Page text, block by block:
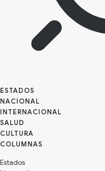
ESTADOS
NACIONAL
INTERNACIONAL
SALUD
CULTURA
Estados